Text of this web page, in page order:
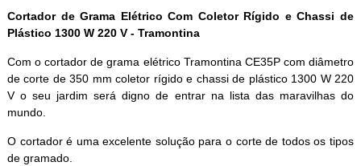
Cortador de Grama Elétrico Com Coletor Rígido e Chassi de
Plástico 1300 W 220 V - Tramontina
Com o cortador de grama elétrico Tramontina CE35P com diâmetro
de corte de 350 mm coletor rígido e chassi de plástico 1300 W 220
V o seu jardim será digno de entrar na lista das maravilhas do
mundo.
O cortador é uma excelente solução para o corte de todos os tipos
de gramado.